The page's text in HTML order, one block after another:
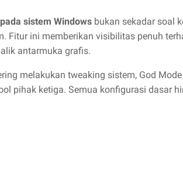
sistem Windows bukan sekadar soal
Fitur ini memberikan visibilitas penuh
antarmuka grafis.
melakukan tweaking sistem, God
pihak ketiga. Semua konfigurasi dasar